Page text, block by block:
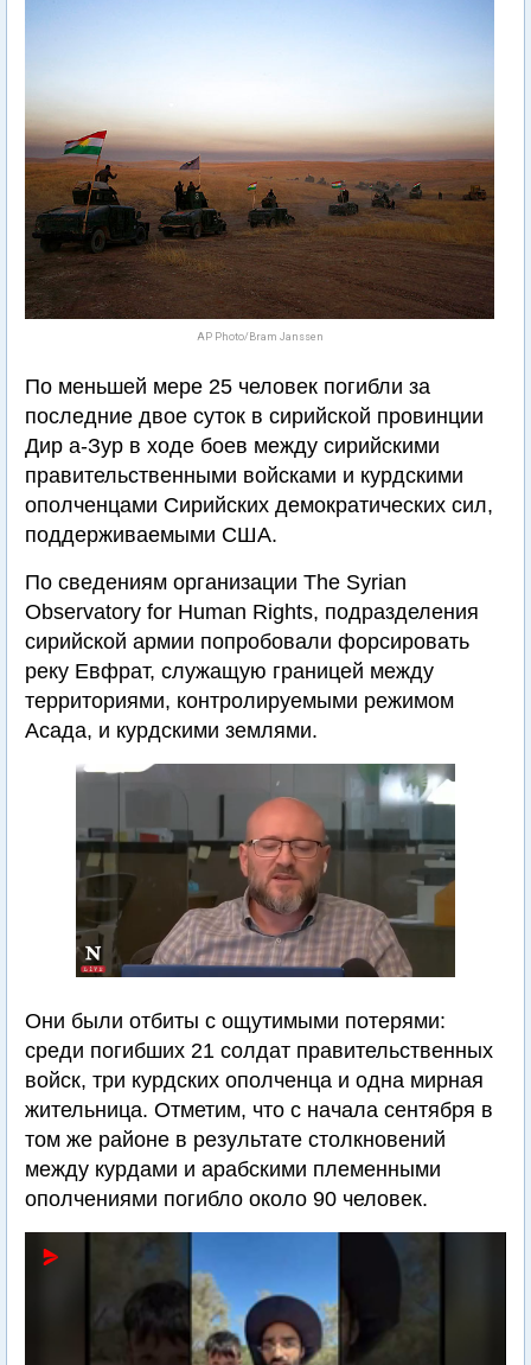
AP Photo/Bram Janssen
По меньшей мере 25 человек погибли за
последние двое суток в сирийской провинции
Дир а-Зур в ходе боев между сирийскими
правительственными войсками и курдскими
ополченцами Сирийских демократических сил,
поддерживаемыми США.
По сведениям организации The Syrian
Observatory for Human Rights, подразделения
сирийской армии попробовали форсировать
реку Евфрат, служащую границей между
территориями, контролируемыми режимом
Асада, и курдскими землями.
Они были отбиты с ощутимыми потерями:
среди погибших 21 солдат правительственных
войск, три курдских ополченца и одна мирная
жительница. Отметим, что с начала сентября в
том же районе в результате столкновений
между курдами и арабскими племенными
ополчениями погибло около 90 человек.